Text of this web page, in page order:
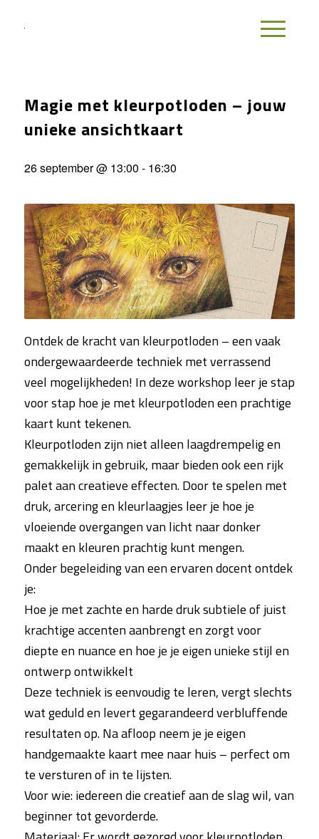
Magie met kleurpotloden – jouw
unieke ansichtkaart
26 september @ 13:00 - 16:30
Ontdek de kracht van kleurpotloden – een vaak
ondergewaardeerde techniek met verrassend
veel mogelijkheden! In deze workshop leer je stap
voor stap hoe je met kleurpotloden een prachtige
kaart kunt tekenen.
Kleurpotloden zijn niet alleen laagdrempelig en
gemakkelijk in gebruik, maar bieden ook een rijk
palet aan creatieve effecten. Door te spelen met
druk, arcering en kleurlaagjes leer je hoe je
vloeiende overgangen van licht naar donker
maakt en kleuren prachtig kunt mengen.
Onder begeleiding van een ervaren docent ontdek
je:
Hoe je met zachte en harde druk subtiele of juist
krachtige accenten aanbrengt en zorgt voor
diepte en nuance en hoe je je eigen unieke stijl en
ontwerp ontwikkelt
Deze techniek is eenvoudig te leren, vergt slechts
wat geduld en levert gegarandeerd verbluffende
resultaten op. Na afloop neem je je eigen
handgemaakte kaart mee naar huis – perfect om
te versturen of in te lijsten.
Voor wie: iedereen die creatief aan de slag wil, van
beginner tot gevorderde.